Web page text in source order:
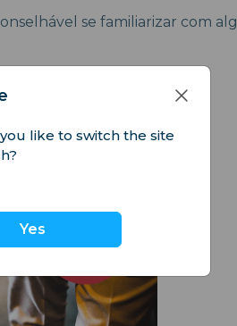
se familiarizar com
após as 16h
like to switch the site
Yes